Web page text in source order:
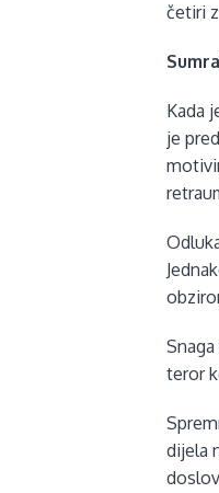
četiri
Kada
je
teror
dijela